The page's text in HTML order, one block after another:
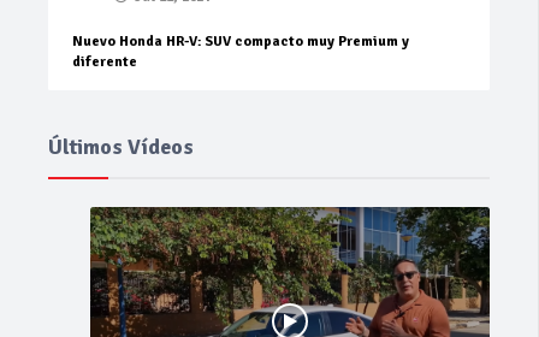
Nuevo Honda HR-V: SUV compacto muy Premium y
diferente
Últimos Vídeos